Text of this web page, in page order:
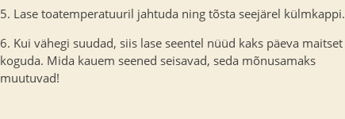
Lase toatemperatuuril jahtuda ning tõsta seejärel külmkappi.
Kui vähegi suudad, siis lase seentel nüüd kaks päeva maitset
koguda. Mida kauem seened seisavad, seda mõnusamaks
muutuvad!